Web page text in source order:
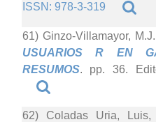
ISSN: 978-3-319
61) Ginzo-Villamayor,
USUARIOS R EN
RESUMOS. pp. 36.
62) Coladas Uria, Luis,